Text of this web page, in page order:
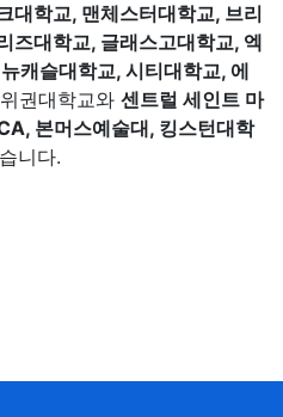
대학교, 맨체스터대학교, 브리
즈대학교, 글래스고대학교, 엑
캐슬대학교, 시티대학교, 에
권대학교와 센트럴 세인트 마
본머스예술대, 킹스턴대학
니다.